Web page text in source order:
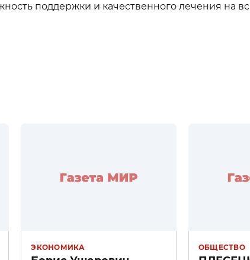
поддержки и качественного лечения на
ЭКОНОМИКА ОБЩЕСТВО